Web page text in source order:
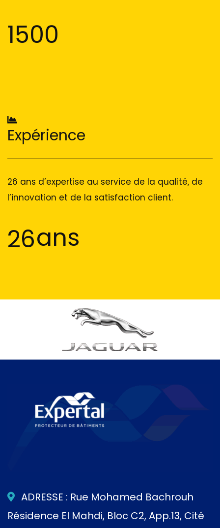
1500
Expérience
26 ans d’expertise au service de la qualité, de
l’innovation et de la satisfaction client.
26ans
ADRESSE : Rue Mohamed Bachrouh
Résidence El Mahdi, Bloc C2, App.13, Cité